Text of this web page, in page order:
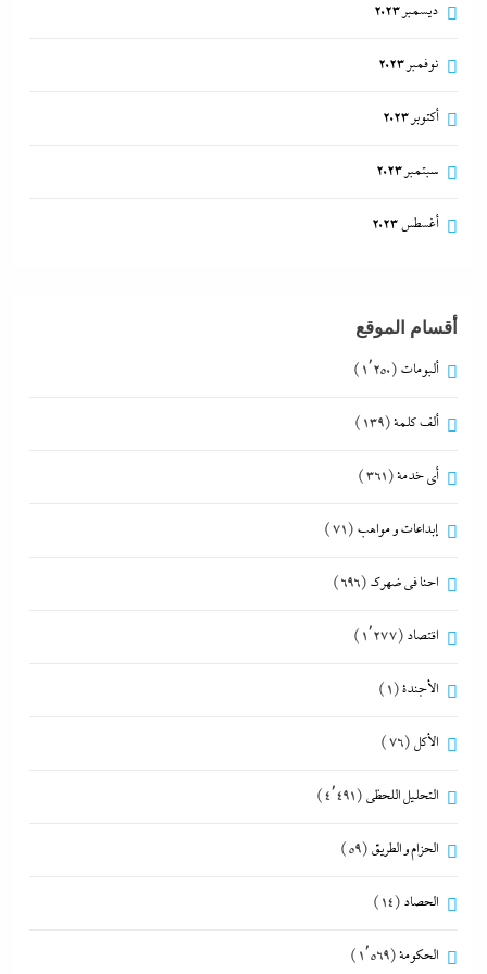
ديسمبر 2023
نوفمبر 2023
أكتوبر 2023
سبتمبر 2023
أغسطس 2023
أقسام الموقع
ألبومات (1٬250)
ألف كلمة(139)
أي خدمة(361)
إبداعات و مواهب (71)
احنا في ضهرك (696)
اقتصاد (1٬277)
الأجندة(1)
الأكل (76)
التحليل اللحظي (4٬491)
الحزام و الطريق (59)
الحصاد (14)
الحكومة(1٬569)